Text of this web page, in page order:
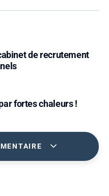
de recrutement
fortes chaleurs !